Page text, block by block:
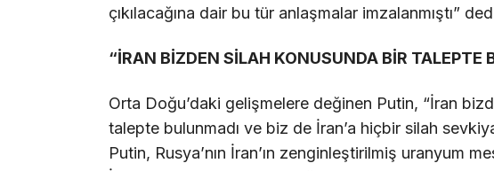
çıkılacağına dair bu tür anlaşmalar imzalanmıştı”
“İRAN BİZDEN SİLAH KONUSUNDA BİR TALEPTE
Orta Doğu’daki gelişmelere değinen Putin, “İran
talepte bulunmadı ve biz de İran’a hiçbir silah
Putin, Rusya’nın İran’ın zenginleştirilmiş uranyum